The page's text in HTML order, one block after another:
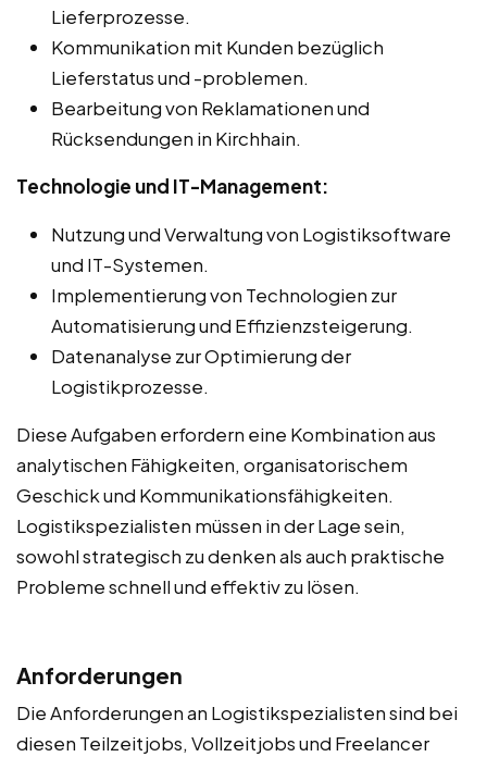
Lieferprozesse.
Kommunikation mit Kunden bezüglich
Lieferstatus und -problemen.
Bearbeitung von Reklamationen und
Rücksendungen in Kirchhain.
Technologie und IT-Management:
Nutzung und Verwaltung von Logistiksoftware
und IT-Systemen.
Implementierung von Technologien zur
Automatisierung und Effizienzsteigerung.
Datenanalyse zur Optimierung der
Logistikprozesse.
Diese Aufgaben erfordern eine Kombination aus
analytischen Fähigkeiten, organisatorischem
Geschick und Kommunikationsfähigkeiten.
Logistikspezialisten müssen in der Lage sein,
sowohl strategisch zu denken als auch praktische
Probleme schnell und effektiv zu lösen.
Anforderungen
Die Anforderungen an Logistikspezialisten sind bei
diesen Teilzeitjobs, Vollzeitjobs und Freelancer